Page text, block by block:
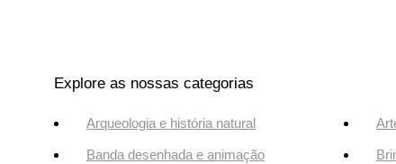
Explore as nossas categorias
Arqueologia e história natural
Banda desenhada e animação